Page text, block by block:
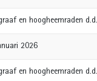
en hoogheemraden
2026
en hoogheemraden